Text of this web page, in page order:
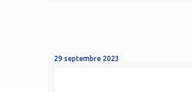
29 septembre 2023